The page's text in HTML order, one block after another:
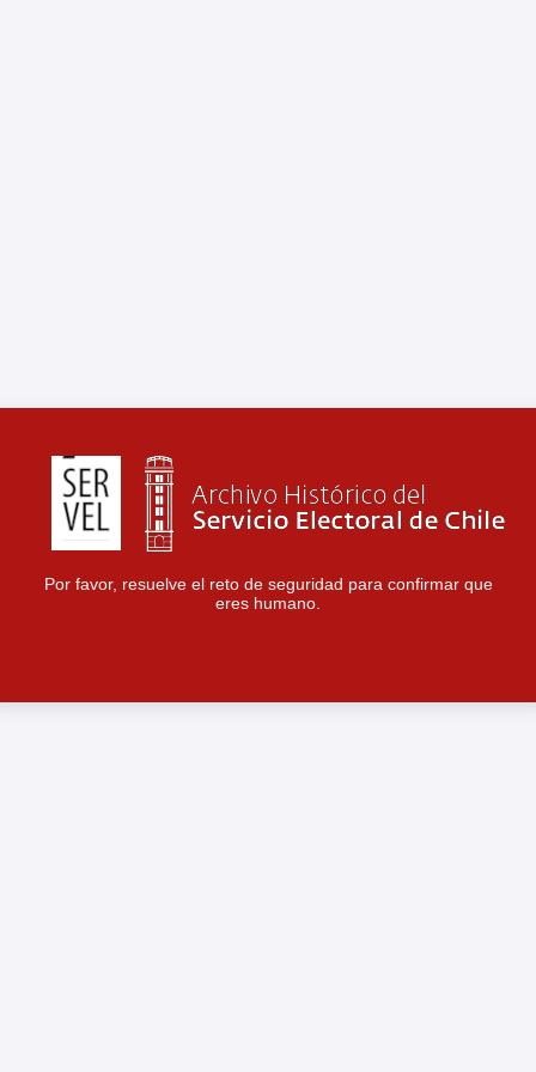
Por favor, resuelve el reto de seguridad para confirmar que
eres humano.